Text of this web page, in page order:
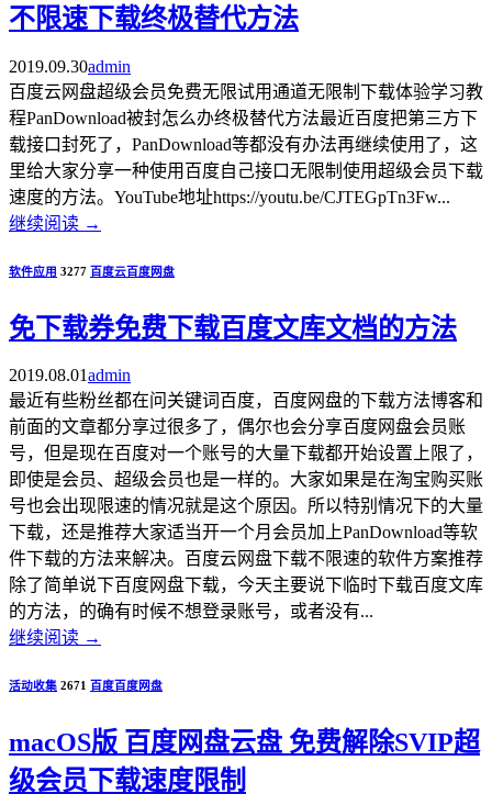
不限速下载终极替代方法
2019.09.30admin
百度云网盘超级会员免费无限试用通道无限制下载体验学习教
程PanDownload被封怎么办终极替代方法最近百度把第三方下
载接口封死了，PanDownload等都没有办法再继续使用了，这
里给大家分享一种使用百度自己接口无限制使用超级会员下载
速度的方法。YouTube地址https://youtu.be/CJTEGpTn3Fw...
继续阅读 →
软件应用 3277 百度云百度网盘
免下载券免费下载百度文库文档的方法
2019.08.01admin
最近有些粉丝都在问关键词百度，百度网盘的下载方法博客和
前面的文章都分享过很多了，偶尔也会分享百度网盘会员账
号，但是现在百度对一个账号的大量下载都开始设置上限了，
即使是会员、超级会员也是一样的。大家如果是在淘宝购买账
号也会出现限速的情况就是这个原因。所以特别情况下的大量
下载，还是推荐大家适当开一个月会员加上PanDownload等软
件下载的方法来解决。百度云网盘下载不限速的软件方案推荐
除了简单说下百度网盘下载，今天主要说下临时下载百度文库
的方法，的确有时候不想登录账号，或者没有...
继续阅读 →
活动收集 2671 百度百度网盘
macOS版 百度网盘云盘 免费解除SVIP超
级会员下载速度限制